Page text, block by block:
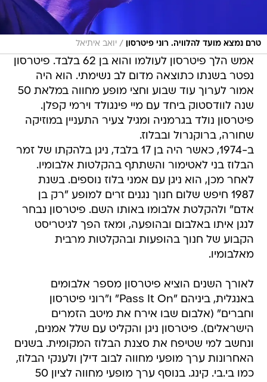
טרם נמצא מועד להלוויה. רוני פיטרסון / יואב איתיאל
אמש הלך פיטרסון לעולמו והוא בן 62 בלבד. פיטרסון
נפטר בשנתו כתוצאה מדום לב נשימתי. הוא היה
אמור לערוך עוד שבוע וחצי מופע מחווה במלאת 50
שנה לוודסטוק ביחד עם מיי פינגולד וירמי קפלן.
פיטרסון נולד בגרמניה ומגיל צעיר התעניין במוזיקה
שחורה, ברוקנרול ובבלוז.
ב-1974, כאשר היה בן 17 בלבד, ניגן בלהקתו של זמר
הבלוז בני לאטימור והשתתף בהקלטות אלבומיו.
לאחר מכן, הוא ניגן עם אמני בלוז נוספים. בשנת
1987 חיפש שלום חנוך נגנים זרים למופע "רק בן
אדם" ולהקלטת אלבומו באותו השם. פיטרסון נבחר
לנגן איתו באלבום ובהופעה, ומאז הפך לגיטריסט
הקבוע של חנוך בהופעות ובהקלטות מרבית
מאלבומיו.
לאורך השנים הוציא פיטרסון מספר אלבומים
באנגלית, ביניהם "Pass It On" ו"רוני פיטרסון
וחברים" (אלבום שבו אירח את מיטב הזמרים
הישראלים). פיטרסון ניגן והקליט עם שלל אמנים,
ונחשב למי שטיפח את סצנת הבלוז המקומית. בשנים
האחרונות ערך מופעי מחווה לבוב דילן ולענקי הבלוז,
כמו בי.בי. קינג. בנוסף ערך מופעי מחווה לציון 50